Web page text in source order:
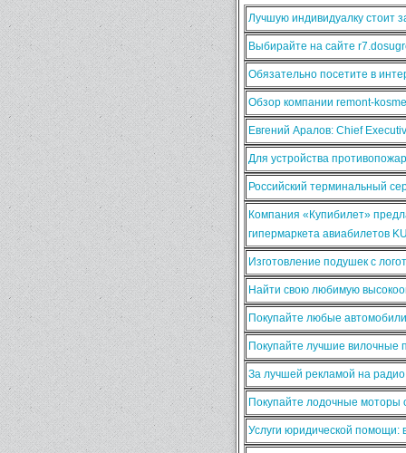
Лучшую индивидуалку стоит
Выбирайте на сайте
Обязательно посетите в
Обзор компании remont-
Евгений Аралов: Chief
Для устройства
Российский терминальный
Компания «Купибилет»
гипермаркета авиабилетов
Изготовление подушек с
Найти свою любимую
Покупайте любые
Покупайте лучшие вилочные
За лучшей рекламой на
Покупайте лодочные моторы
Услуги юридической